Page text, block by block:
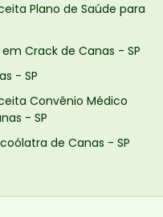
Plano de Saúde para
Crack de Canas - SP
- SP
Convênio Médico
- SP
de Canas - SP